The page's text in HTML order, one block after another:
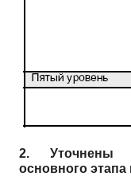
2. Уточнены
основного